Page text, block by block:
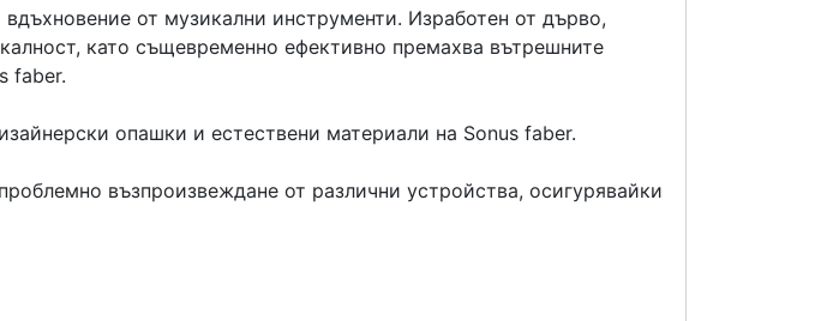
от музикални инструменти. Изработен от дърво,
като същевременно ефективно премахва вътрешните
faber.
опашки и естествени материали на Sonus faber.
възпроизвеждане от различни устройства, осигурявайки